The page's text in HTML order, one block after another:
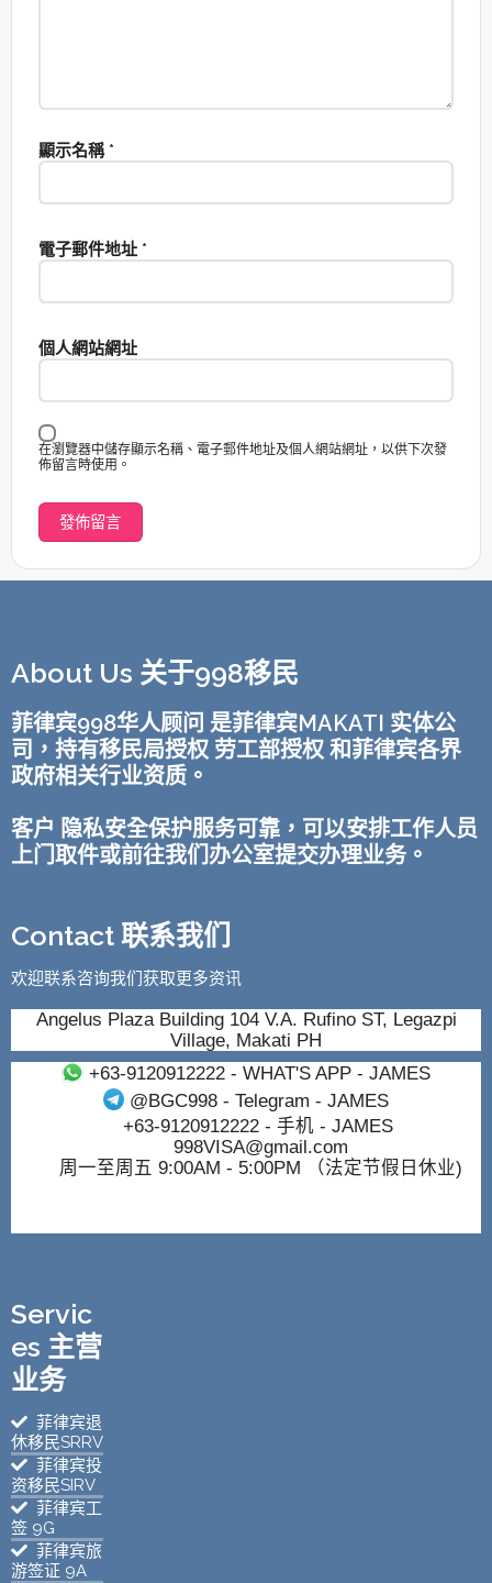
顯示名稱 *
電子郵件地址 *
個人網站網址
在瀏覽器中儲存顯示名稱、電子郵件地址及個人網站網址，以供下次發
佈留言時使用。
About Us 关于998移民
菲律宾998华人顾问 是菲律宾MAKATI 实体公
司，持有移民局授权 劳工部授权 和菲律宾各界
政府相关行业资质。
客户 隐私安全保护服务可靠，可以安排工作人员
上门取件或前往我们办公室提交办理业务。
Contact 联系我们
欢迎联系咨询我们获取更多资讯
Angelus Plaza Building 104 V.A. Rufino ST, Legazpi
Village, Makati PH
+63-9120912222- WHAT'S APP - JAMES
@BGC998 - Telegram - JAMES
+63-9120912222- 手机 - JAMES
998VISA@gmail.com
周一至周五 9:00AM - 5:00PM （法定节假日休业)
Servic
es 主营
业务
菲律宾退
休移民SRRV
菲律宾投
资移民SIRV
菲律宾工
签 9G
菲律宾旅
游签证 9A